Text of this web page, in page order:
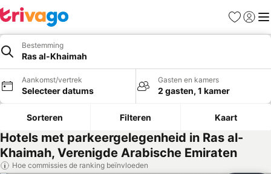
Favorieten
Bestemming
Ras al-Khaimah
Aankomst/vertrek
Selecteer datums
Gasten en kamers
2 gasten, 1 kamer
Sorteren Filteren Kaart
Hotels met parkeergelegenheid in Ras al-
Khaimah, Verenigde Arabische Emiraten
Hoe commissies de ranking beïnvloeden